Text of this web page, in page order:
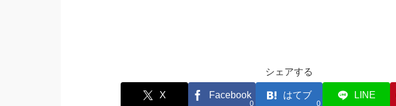
シェアする
X Facebook
0
はてブ
0
LINE